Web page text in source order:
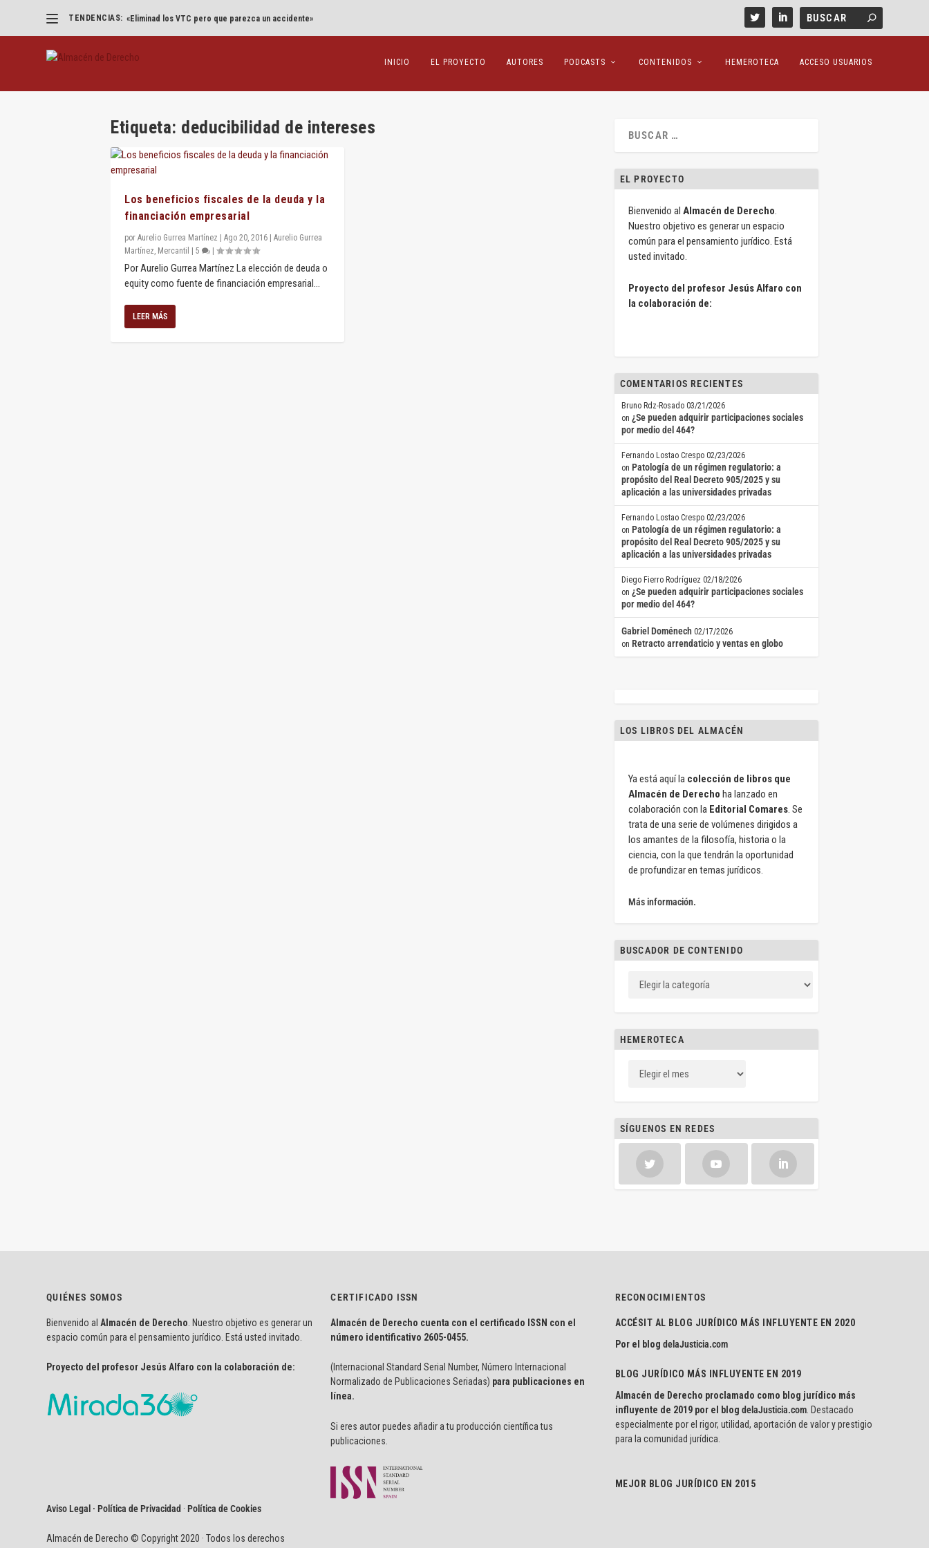
TENDENCIAS: «Eliminad los VTC pero que parezca un accidente»
INICIO EL PROYECTO AUTORES PODCASTS CONTENIDOS HEMEROTECA ACCESO USUARIOS
Etiqueta: deducibilidad de intereses
Los beneficios fiscales de la deuda y la
financiación empresarial
por Aurelio Gurrea Martínez Ago 20, 2016
Aurelio Gurrea
Martínez, Mercantil 5
Por Aurelio Gurrea Martínez La elección de deuda o
equity como fuente de financiación empresarial...
LEER MÁS
EL PROYECTO
Bienvenido al Almacén de Derecho.
Nuestro objetivo es generar un espacio
común para el pensamiento jurídico. Está
usted invitado.
Proyecto del profesor Jesús Alfaro con
la colaboración de:
COMENTARIOS RECIENTES
Bruno Rdz-Rosado 03/21/2026
on ¿Se pueden adquirir participaciones sociales
por medio del 464?
Fernando Lostao Crespo 02/23/2026
on Patología de un régimen regulatorio: a
propósito del Real Decreto 905/2025 y su
aplicación a las universidades privadas
Fernando Lostao Crespo 02/23/2026
on Patología de un régimen regulatorio: a
propósito del Real Decreto 905/2025 y su
aplicación a las universidades privadas
Diego Fierro Rodríguez 02/18/2026
on ¿Se pueden adquirir participaciones sociales
por medio del 464?
Gabriel Doménech 02/17/2026
on Retracto arrendaticio y ventas en globo
LOS LIBROS DEL ALMACÉN
Ya está aquí la colección de libros que
Almacén de Derecho ha lanzado en
colaboración con la Editorial Comares. Se
trata de una serie de volúmenes dirigidos a
los amantes de la filosofía, historia o la
ciencia, con la que tendrán la oportunidad
de profundizar en temas jurídicos.
Más información.
BUSCADOR DE CONTENIDO
HEMEROTECA
SÍGUENOS EN REDES
QUIÉNES SOMOS
Bienvenido al Almacén de Derecho . Nuestro objetivo es generar un
espacio común para el pensamiento jurídico. Está usted invitado.
Proyecto del profesor Jesús Alfaro con la colaboración de:
Aviso Legal · Política de Privacidad ·Política de Cookies
Almacén de Derecho © Copyright 2020 · Todos los derechos
CERTIFICADO ISSN
Almacén de Derecho cuenta con el certificado ISSN con el
número identificativo 2605-0455.
(Internacional Standard Serial Number, Número Internacional
Normalizado de Publicaciones Seriadas) para publicaciones en
línea.
Si eres autor puedes añadir a tu producción científica tus
publicaciones.
RECONOCIMIENTOS
ACCÉSIT AL BLOG JURÍDICO MÁS INFLUYENTE EN 2020
Por el blog delaJusticia.com
BLOG JURÍDICO MÁS INFLUYENTE EN 2019
Almacén de Derecho proclamado como blog jurídico más
influyente de 2019 por el blog delaJusticia.com. Destacado
especialmente por el rigor, utilidad, aportación de valor y prestigio
para la comunidad jurídica.
MEJOR BLOG JURÍDICO EN 2015